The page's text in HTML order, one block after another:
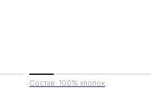
Состав: 100% хлопок